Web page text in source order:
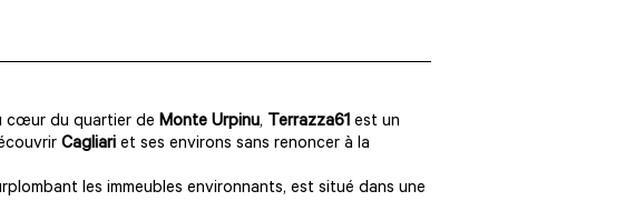
cœur du quartier de Monte Urpinu, Terrazza61 est un
Cagliari et ses environs sans renoncer à la
les immeubles environnants, est situé dans une